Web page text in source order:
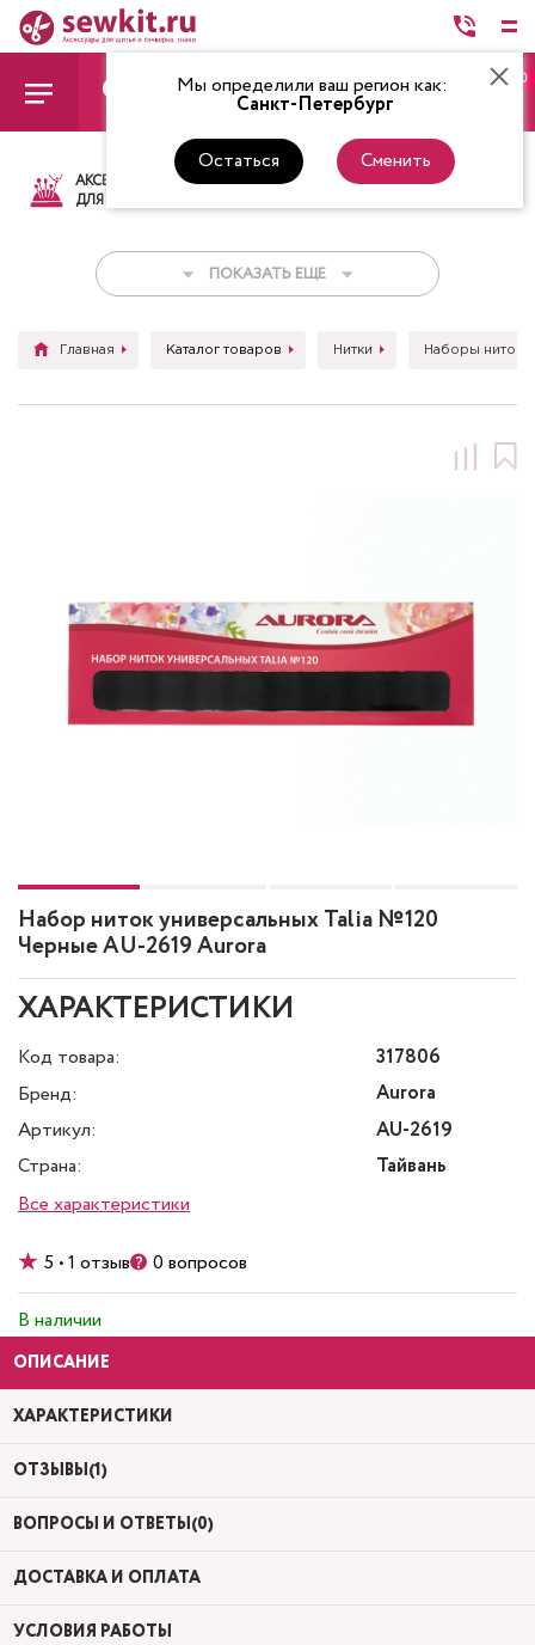
Мы определили ваш регион как:
Санкт-Петербург
Остаться Сменить
0
АКСЕССУАРЫ
ДЛЯ ШИТЬЯ
ТКАНИ НИТКИ
ПОКАЗАТЬ ЕЩЕ
Главная Каталог товаров Нитки Наборы ниток
Набор ниток универсальных Talia №120
Черные AU-2619 Aurora
ХАРАКТЕРИСТИКИ
Код товара:
317806
Бренд:
Aurora
Артикул:
AU-2619
Страна:
Тайвань
Все характеристики
5 • 1 отзыв 0 вопросов
В наличии
ОПИСАНИЕ
ХАРАКТЕРИСТИКИ
ОТЗЫВЫ(1)
ВОПРОСЫ И ОТВЕТЫ(0)
ДОСТАВКА И ОПЛАТА
УСЛОВИЯ РАБОТЫ